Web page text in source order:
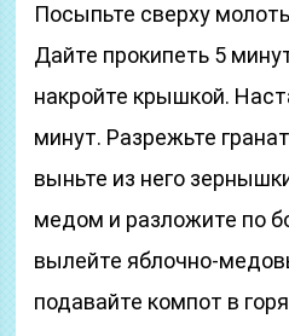
Посыпьте сверху
Дайте прокипеть 5
накройте крышкой.
минут. Разрежьте
выньте из него
медом и разложите по
вылейте яблочно-
подавайте компот в